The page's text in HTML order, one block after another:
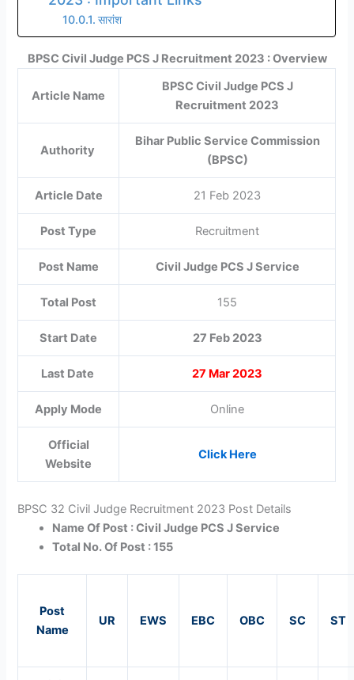
सारांश
BPSC Civil Judge PCS J Recruitment 2023 : Overview
Article Name
BPSC Civil Judge PCS J
Recruitment 2023
Authority
Bihar Public Service Commission
(BPSC)
Article Date 21 Feb 2023
Post Type Recruitment
Post Name Civil Judge PCS J Service
Total Post 155
Start Date 27 Feb 2023
Last Date 27 Mar 2023
Apply Mode Online
Official
Website
Click Here
BPSC 32 Civil Judge Recruitment 2023 Post Details
Name Of Post : Civil Judge PCS J Service
Total No. Of Post : 155
Post
Name
UR EWS EBC OBC SC ST